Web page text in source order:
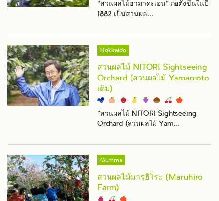
“สวนผลไม้ฮามาดะเอน” ก่อตั้งขึ้นในปี
1882 เป็นสวนผล...
Hokkaido
สวนผลไม้ NITORI Sightseeing
Orchard (สวนผลไม้ Yamamoto
เดิม)
”สวนผลไม้ NITORI Sightseeing
Orchard (สวนผลไม้ Yam...
Gumma
สวนผลไม้มารุฮิโระ (Maruhiro
Farm)